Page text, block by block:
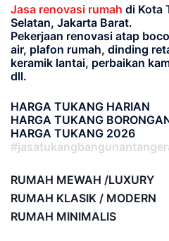
Jasa renovasi rumah di Kota
Selatan, Jakarta Barat.
Pekerjaan renovasi atap
air, plafon rumah, dinding
keramik lantai, perbaikan
dll.
HARGA TUKANG HARIAN
HARGA TUKANG
HARGA TUKANG 2026
RUMAH MEWAH /LUXURY
RUMAH KLASIK / MODERN
RUMAH MINIMALIS